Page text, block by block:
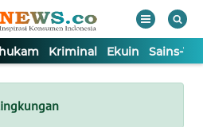
Kriminal Ekuin Sains-